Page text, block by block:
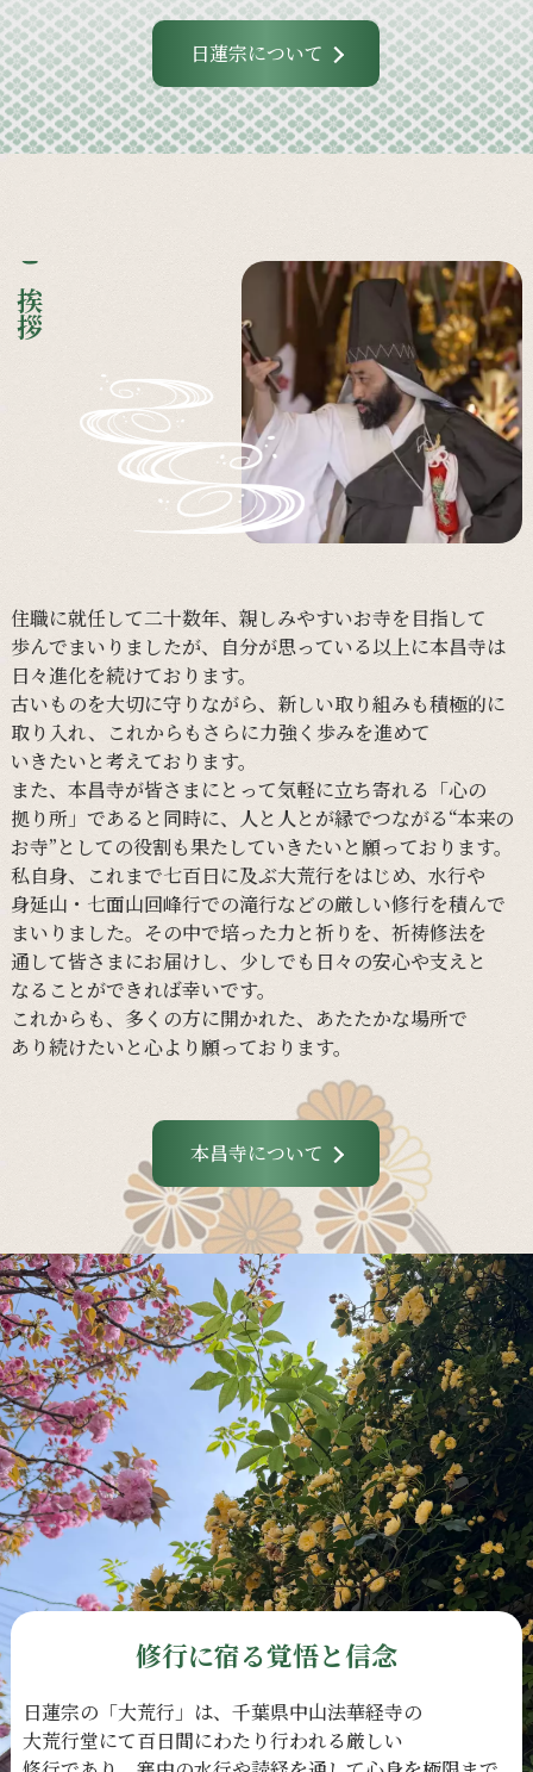
日蓮宗について
ご挨拶
住職に就任して二十数年、 親しみやすいお寺を目指して
歩んでまいりましたが、 自分が思っている以上に本昌寺は
日々進化を続けております。
古いものを大切に守りながら、 新しい取り組みも積極的に
取り入れ、
これからも さらに力強く 歩みを進めて
いきたいと考えております。
また、 本昌寺が皆さまにとって気軽に立ち寄れる 「心の
拠り所」であると同時に、 人と 人とが縁でつながる“本来の
お寺”と しての役割も果たしていきたいと願っております。
私自身、
これまで七百日に及ぶ大荒行をはじめ、 水行や
身延山・ 七面山回峰行での滝行などの厳しい修行を積んで
まいりました。 その中で培った力と祈りを、 祈祷修法を
通して皆さまにお届けし、 少しでも 日々の安心や支えと
なる ことができれば幸いです。
これからも、 多くの方に開かれた、 あたたかな場所で
あり続けたいと心より願っております。
本昌寺について
修行に宿る覚悟と信念
日蓮宗の 「大荒行」は、 千葉県中山法華経寺の
大荒行堂にて百日間にわたり行われる厳しい